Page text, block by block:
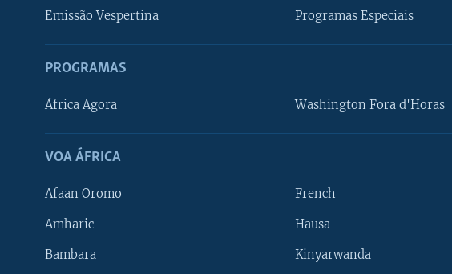
Emissão Vespertina Programas Especiais
PROGRAMAS
África Agora Washington Fora d'Horas
VOA ÁFRICA
Afaan Oromo
Amharic
Bambara
French
Hausa
Kinyarwanda